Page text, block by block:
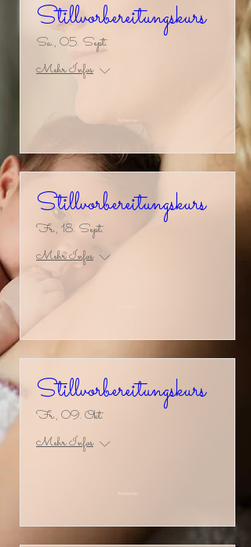
Stillvorbereitungskurs
Sa., 05. Sept.
Mehr Infos
Stillvorbereitungskurs
Fr., 18. Sept.
Mehr Infos
Stillvorbereitungskurs
Fr., 09. Okt.
Mehr Infos